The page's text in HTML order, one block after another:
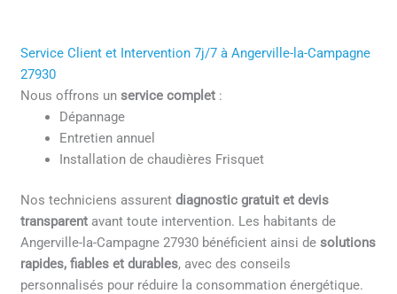
Service Client et Intervention 7j/7 à Angerville-la-Campagne
27930
Nous offrons unservice complet :
Dépannage
Entretien annuel
Installation de chaudières Frisquet
Nos techniciens assurentdiagnostic gratuit et devis
transparent avant toute intervention. Les habitants de
Angerville-la-Campagne 27930 bénéficient ainsi desolutions
rapides, fiables et durables, avec des conseils
personnalisés pour réduire la consommation énergétique.